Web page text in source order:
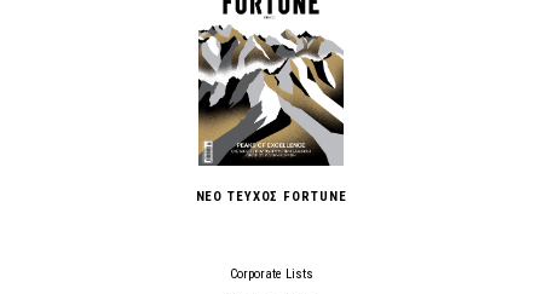
ΝΕΟ ΤΕΥΧΟΣ FORTUNE
Corporate Lists